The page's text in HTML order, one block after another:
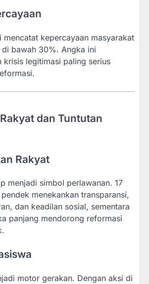
mencatat kepercayaan masyarakat
di bawah 30%. Angka ini
krisis legitimasi paling serius
dan Tuntutan
Rakyat
menjadi simbol perlawanan. 17
menekankan transparansi,
dan keadilan sosial, sementara
panjang mendorong reformasi
motor gerakan. Dengan aksi di